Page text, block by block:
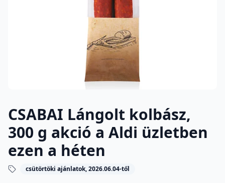
CSABAI Lángolt kolbász,
300 g akció a Aldi üzletben
ezen a héten
csütörtöki ajánlatok, 2026.06.04-től